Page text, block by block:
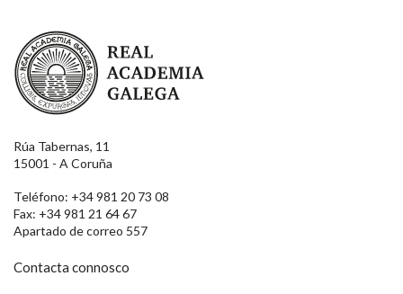
Real Academia Galega
Rúa Tabernas, 11
15001 - A Coruña
Teléfono: +34 981 20 73 08
Fax: +34 981 21 64 67
Apartado de correo 557
Contacta connosco